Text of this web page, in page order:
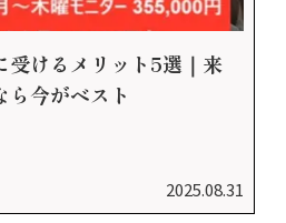
2025.08.31
受けるメリット5選｜来
ら今がベスト